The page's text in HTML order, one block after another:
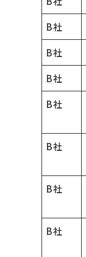
B社
B社
B社
B社
B社
B社
B社